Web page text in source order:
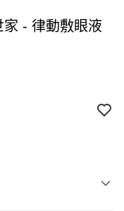
家 - 律動敷眼液